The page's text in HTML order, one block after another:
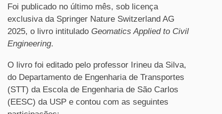
Foi publicado no último mês, sob licença
exclusiva da Springer Nature Switzerland AG
2025, o livro intitulado Geomatics Applied to Civil
Engineering.
O livro foi editado pelo professor Irineu da Silva,
do Departamento de Engenharia de Transportes
(STT) da Escola de Engenharia de São Carlos
(EESC) da USP e contou com as seguintes